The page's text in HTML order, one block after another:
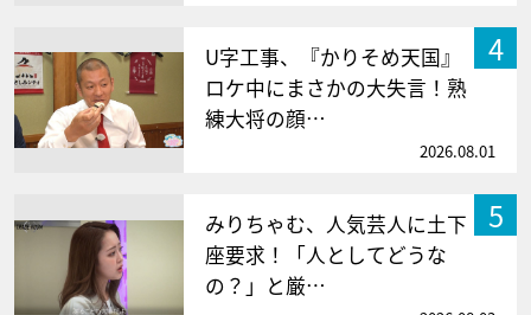
4
U字工事、『かりそめ天国』
ロケ中にまさかの大失言！熟
練大将の顔…
2026.08.01
5
みりちゃむ、人気芸人に土下
座要求！「人としてどうな
の？」と厳…